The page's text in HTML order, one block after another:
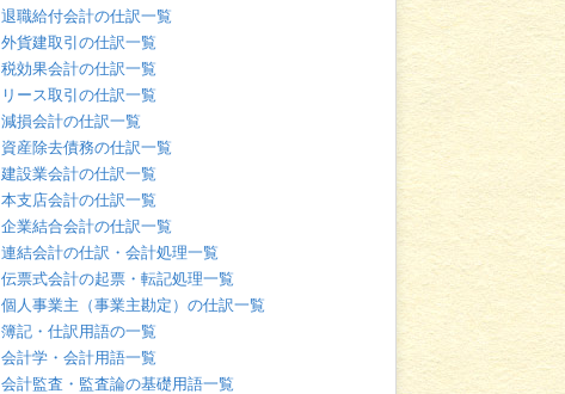
退職給付会計の仕訳一覧
外貨建取引の仕訳一覧
税効果会計の仕訳一覧
リース取引の仕訳一覧
減損会計の仕訳一覧
資産除去債務の仕訳一覧
建設業会計の仕訳一覧
本支店会計の仕訳一覧
企業結合会計の仕訳一覧
連結会計の仕訳・会計処理一覧
伝票式会計の起票・転記処理一覧
個人事業主（事業主勘定）の仕訳一覧
簿記・仕訳用語の一覧
会計学・会計用語一覧
会計監査・監査論の基礎用語一覧